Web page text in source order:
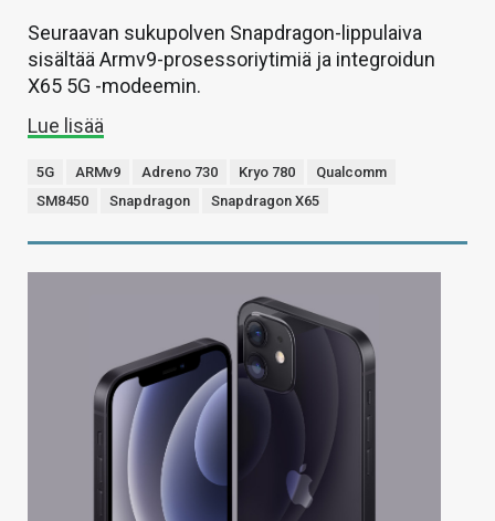
Seuraavan sukupolven Snapdragon-lippulaiva
sisältää Armv9-prosessoriytimiä ja integroidun
X65 5G -modeemin.
Lue lisää
5G ARMv9 Adreno 730 Kryo 780
Qualcomm
SM8450
Snapdragon Snapdragon X65